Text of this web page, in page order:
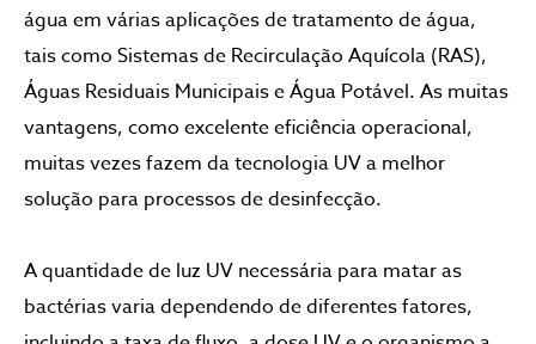
água em várias aplicações de tratamento de água,
tais como Sistemas de Recirculação Aquícola (RAS),
Águas Residuais Municipais e Água Potável. As muitas
vantagens, como excelente eficiência operacional,
muitas vezes fazem da tecnologia UV a melhor
solução para processos de desinfecção.
A quantidade de luz UV necessária para matar as
bactérias varia dependendo de diferentes fatores,